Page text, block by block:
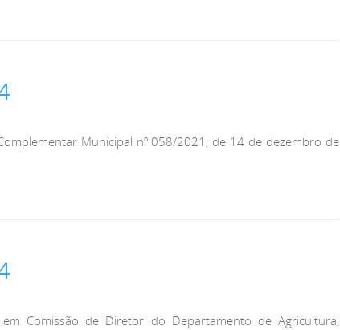
Municipal nº 058/2021, de 14 de dezembro de
Comissão de Diretor do Departamento de Agricultura,